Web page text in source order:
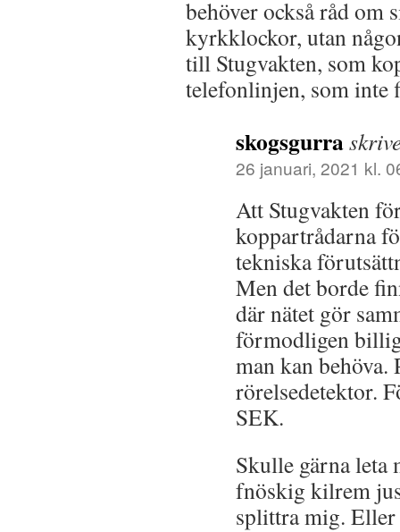
behöver också råd om
kyrkklockor, utan
till Stugvakten, som
telefonlinjen, som inte
skogsgurra
26 januari, 2021 kl.
Att Stugvakten
koppartrådarna
tekniska
Men det borde
där nätet gör
förmodligen
man kan behöva.
rörelsedetektor.
SEK.
Skulle gärna leta
fnöskig kilrem
splittra mig. Eller